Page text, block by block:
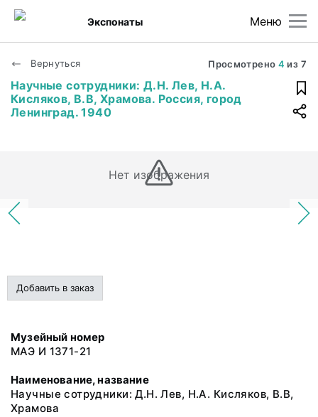
Меню
Экспонаты
Вернуться Просмотрено 4 из 7
Научные сотрудники: Д.Н. Лев, Н.А.
Кисляков, В.В, Храмова. Россия, город
Ленинград. 1940
Нет изображения
Добавить в заказ
Музейный номер
МАЭ И 1371-21
Наименование, название
Научные сотрудники: Д.Н. Лев, Н.А. Кисляков, В.В,
Храмова